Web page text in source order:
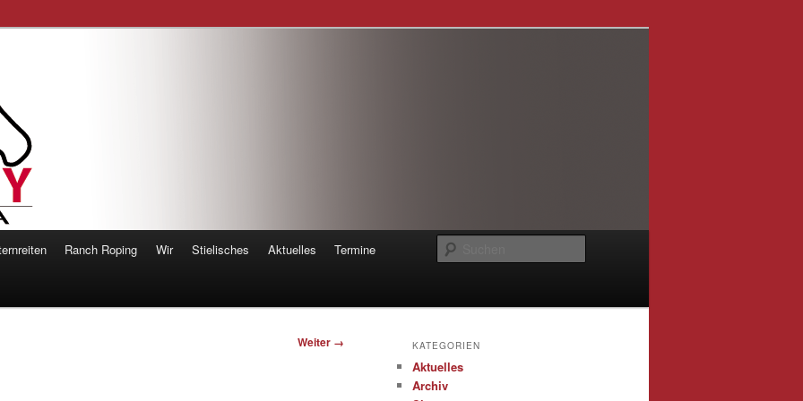
Ranch Roping Wir Stielisches Aktuelles Termine
Weiter → KATEGORIEN
Aktuelles
Archiv